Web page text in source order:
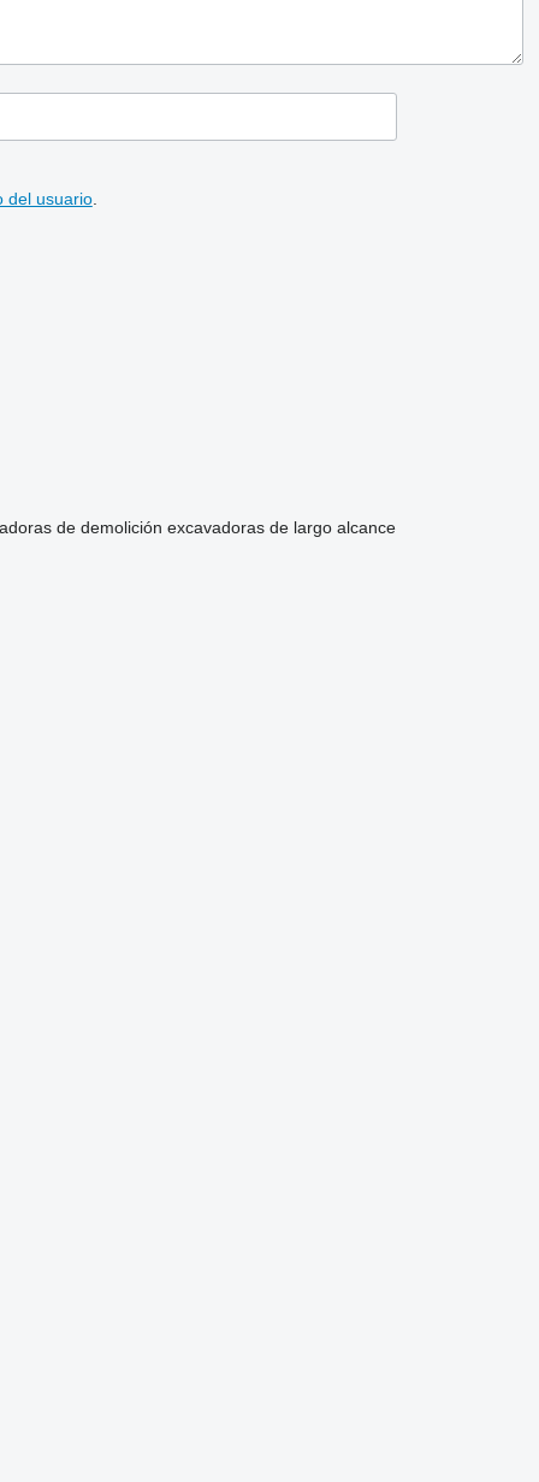
del usuario.
de demolición excavadoras de largo alcance